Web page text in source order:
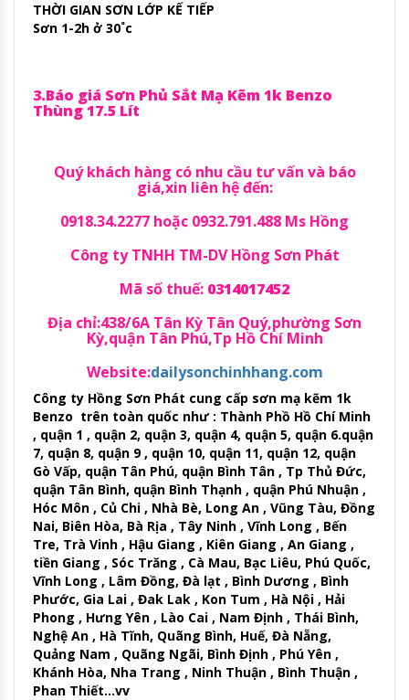
THỜI GIAN SƠN LỚP KẾ TIẾP
Sơn 1-2h ở 30˚c
3.Báo giá Sơn Phủ Sắt Mạ Kẽm 1k Benzo
Thùng 17.5 Lít
Quý khách hàng có nhu cầu tư vấn và báo
giá,xin liên hệ đến:
0918.34.2277 hoặc 0932.791.488 Ms Hồng
Công ty TNHH TM-DV Hồng Sơn Phát
Mã số thuế: 0314017452
Địa chỉ:438/6A Tân Kỳ Tân Quý,phường Sơn
Kỳ,quận Tân Phú,Tp Hồ Chí Minh
Website:dailysonchinhhang.com
Công ty Hồng Sơn Phát cung cấp sơn mạ kẽm 1k
Benzo trên toàn quốc như : Thành Phồ Hồ Chí Minh
, quận 1 , quận 2, quận 3, quận 4, quận 5, quận 6.quận
7, quận 8, quận 9 , quận 10, quận 11, quận 12, quận
Gò Vấp, quận Tân Phú, quận Bình Tân , Tp Thủ Đức,
quận Tân Bình, quận Bình Thạnh , quận Phú Nhuận ,
Hóc Môn , Củ Chi , Nhà Bè, Long An , Vũng Tàu, Đồng
Nai, Biên Hòa, Bà Rịa , Tây Ninh , Vĩnh Long , Bến
Tre, Trà Vinh , Hậu Giang , Kiên Giang , An Giang ,
tiền Giang , Sóc Trăng , Cà Mau, Bạc Liêu, Phú Quốc,
Vĩnh Long , Lâm Đồng, Đà lạt , Bình Dương , Bình
Phước, Gia Lai , Đak Lak , Kon Tum , Hà Nội , Hải
Phong , Hưng Yên , Lào Cai , Nam Định , Thái Bình,
Nghệ An , Hà Tĩnh, Quãng Bình, Huế, Đà Nẵng,
Quảng Nam , Quãng Ngãi, Bình Định , Phú Yên ,
Khánh Hòa, Nha Trang , Ninh Thuận , Bình Thuận ,
Phan Thiết…vv